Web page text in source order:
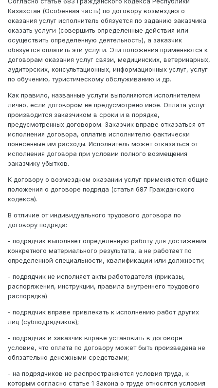
Казахстан (Особенная часть) по договору возмездного
оказания услуг исполнитель обязуется по заданию заказчика
оказать услуги (совершить определенные действия или
осуществить определенную деятельность), а заказчик
обязуется оплатить эти услуги. Эти положения применяются к
договорам оказания услуг связи, медицинских, ветеринарных,
аудиторских, консультационных, информационных услуг, услуг
по обучению, туристическому обслуживанию и др.
Как правило, названные услуги выполняются исполнителем
лично, если договором не предусмотрено иное. Оплата услуг
производится заказчиком в сроки и в порядке,
предусмотренных договором. Заказчик вправе отказаться от
исполнения договора, оплатив исполнителю фактически
понесенные им расходы. Исполнитель может отказаться от
исполнения договора при условии полного возмещения
заказчику убытков.
К договору о возмездном оказании услуг применяются общие
положения о договоре подряда (статья 687 Гражданского
кодекса).
В отличие от индивидуального трудового договора по
договору подряда:
- подрядчик выполняет определенную работу для достижения
конкретного материального результата, а не работает по
определенной специальности, квалификации или должности;
- подрядчик не исполняет акты работодателя (приказы,
распоряжения, инструкции, правила внутреннего трудового
распорядка)
- подрядчик вправе привлекать к исполнению работ других
лиц (субподрядчиков);
- подрядчик и заказчик вправе установить в договоре
условие, что оплата по договору может быть произведена не
обязательно денежными средствами;
- на подрядчиков не распространяются условия труда, к
которым согласно статье 1 Закона о труде относятся условия